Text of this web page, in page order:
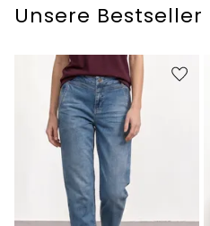
Unsere Bestseller